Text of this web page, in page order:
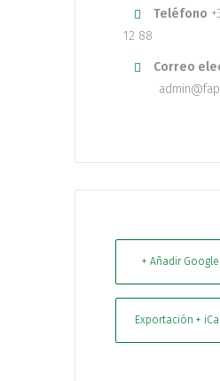
Teléfono
12 88
Correo
+ Añadir
Exportación +